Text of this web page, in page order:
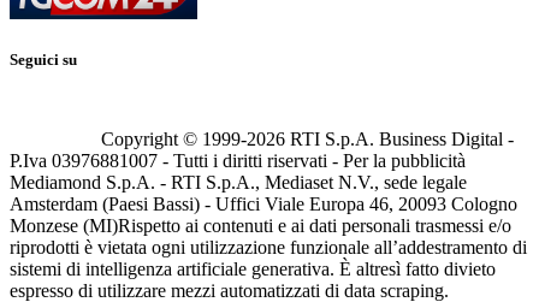
Seguici su
Copyright © 1999-2026 RTI S.p.A. Business Digital -
P.Iva 03976881007 - Tutti i diritti riservati - Per la pubblicità
Mediamond S.p.A. - RTI S.p.A., Mediaset N.V., sede legale
Amsterdam (Paesi Bassi) - Uffici Viale Europa 46, 20093 Cologno
Monzese (MI)Rispetto ai contenuti e ai dati personali trasmessi e/o
riprodotti è vietata ogni utilizzazione funzionale all’addestramento di
sistemi di intelligenza artificiale generativa. È altresì fatto divieto
espresso di utilizzare mezzi automatizzati di data scraping.